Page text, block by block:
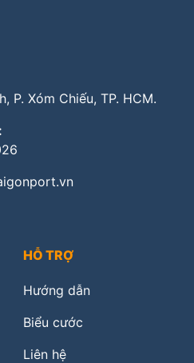
P. Xóm Chiếu, TP. HCM.
HỖ TRỢ
Hướng dẫn
Biểu cước
Liên hệ